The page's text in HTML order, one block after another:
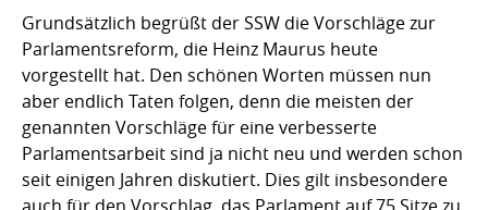
Grundsätzlich begrüßt der SSW die Vorschläge zur
Parlamentsreform, die Heinz Maurus heute
vorgestellt hat. Den schönen Worten müssen nun
aber endlich Taten folgen, denn die meisten der
genannten Vorschläge für eine verbesserte
Parlamentsarbeit sind ja nicht neu und werden schon
seit einigen Jahren diskutiert. Dies gilt insbesondere